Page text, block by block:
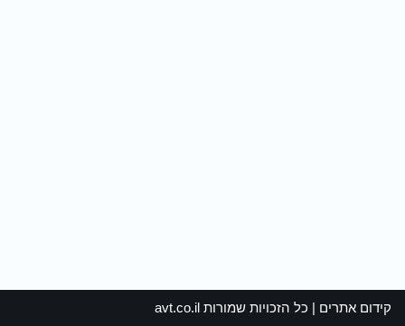
קידום אתרים | כל הזכויות שמורות avt.co.il